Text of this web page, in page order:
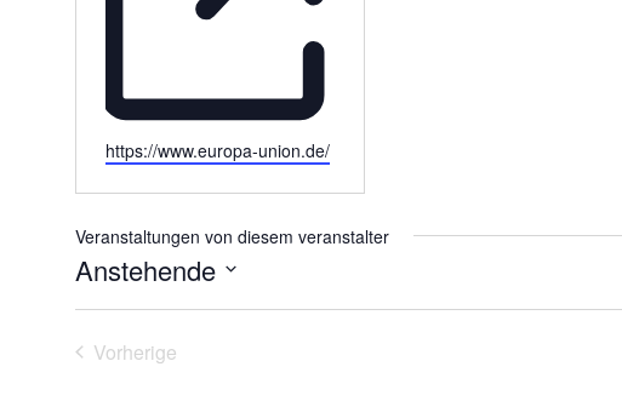
Webseite
https://www.europa-union.de/
Veranstaltungen von diesem veranstalter
Anstehende
Vorherige